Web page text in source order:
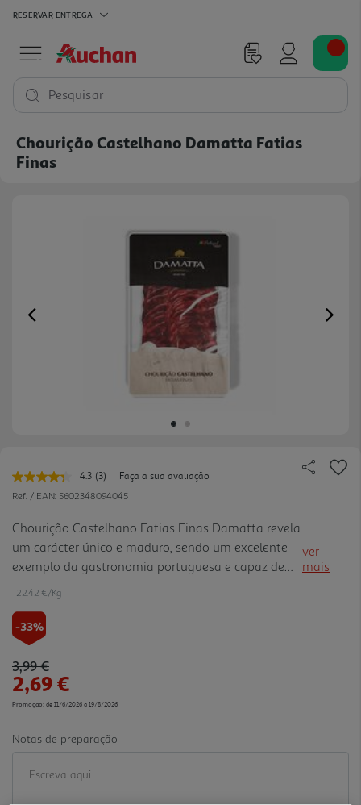
RESERVAR ENTREGA
Pesquisar
Chourição Castelhano Damatta Fatias
Finas
Previous
4.3 Leu
3
Link
para
a
mesma
página.
(3)
Faça a sua avaliação
Ref. / EAN: 5602348094045
Chourição Castelhano Fatias Finas Damatta revela
um carácter único e maduro, sendo um excelente
exemplo da gastronomia portuguesa e capaz de
proporcionar momentos de puro prazer à mesa
ver
mais
22.42 €/Kg
-33%
Price reduced from
3,99 €to
2,69 €
Promoção: de 11/6/2026 a 19/8/2026
Notas de preparação